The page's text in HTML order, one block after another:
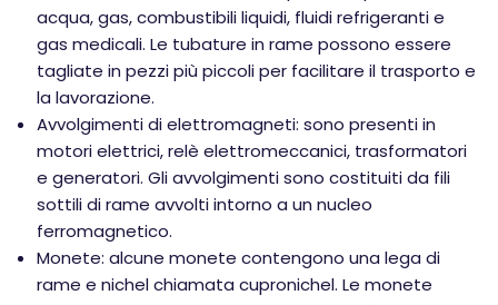
acqua, gas, combustibili liquidi, fluidi refrigeranti e
gas medicali. Le tubature in rame possono essere
tagliate in pezzi più piccoli per facilitare il trasporto e
la lavorazione.
Avvolgimenti di elettromagneti: sono presenti in
motori elettrici, relè elettromeccanici, trasformatori
e generatori. Gli avvolgimenti sono costituiti da fili
sottili di rame avvolti intorno a un nucleo
ferromagnetico.
Monete: alcune monete contengono una lega di
rame e nichel chiamata cupronichel. Le monete